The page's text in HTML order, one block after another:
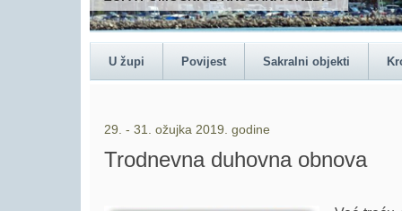
U župi Povijest Sakralni objekti
29. - 31. ožujka 2019. godine
Trodnevna duhovna obnova